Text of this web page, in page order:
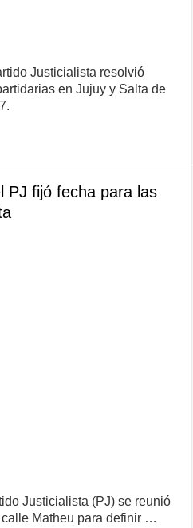
Justicialista resolvió
en Jujuy y Salta de
PJ fijó fecha para las
Justicialista (PJ) se reunió
Matheu para definir …